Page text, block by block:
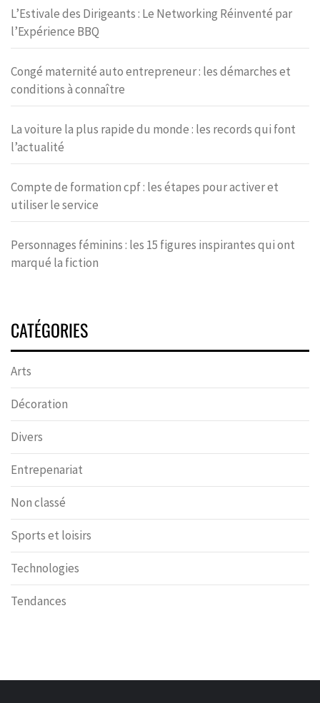
L’Estivale des Dirigeants : Le Networking Réinventé par
l’Expérience BBQ
Congé maternité auto entrepreneur : les démarches et
conditions à connaître
La voiture la plus rapide du monde : les records qui font
l’actualité
Compte de formation cpf : les étapes pour activer et
utiliser le service
Personnages féminins : les 15 figures inspirantes qui ont
marqué la fiction
CATÉGORIES
Arts
Décoration
Divers
Entrepenariat
Non classé
Sports et loisirs
Technologies
Tendances